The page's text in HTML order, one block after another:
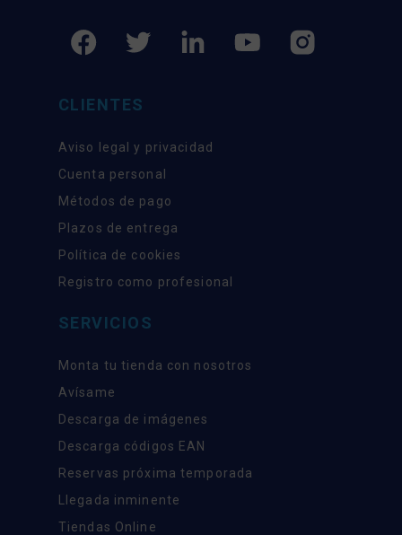
CLIENTES
Aviso legal y privacidad
Cuenta personal
Métodos de pago
Plazos de entrega
Política de cookies
Registro como profesional
SERVICIOS
Monta tu tienda con nosotros
Avísame
Descarga de imágenes
Descarga códigos EAN
Reservas próxima temporada
Llegada inminente
Tiendas Online